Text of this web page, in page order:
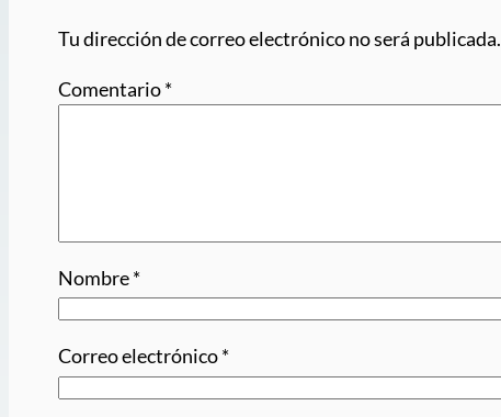
Tu dirección de correo electrónico no será publicada.
Comentario*
Nombre*
Correo electrónico*